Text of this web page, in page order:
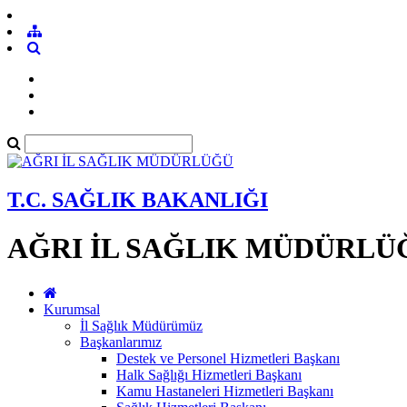
T.C. SAĞLIK BAKANLIĞI
AĞRI İL SAĞLIK
Kurumsal
İl Sağlık Müdürümüz
Başkanlarımız
Destek ve Personel Hizmetleri Başkanı
Halk Sağlığı Hizmetleri Başkanı
Kamu Hastaneleri Hizmetleri Başkanı